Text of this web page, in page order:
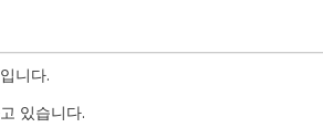
니다.
있습니다.